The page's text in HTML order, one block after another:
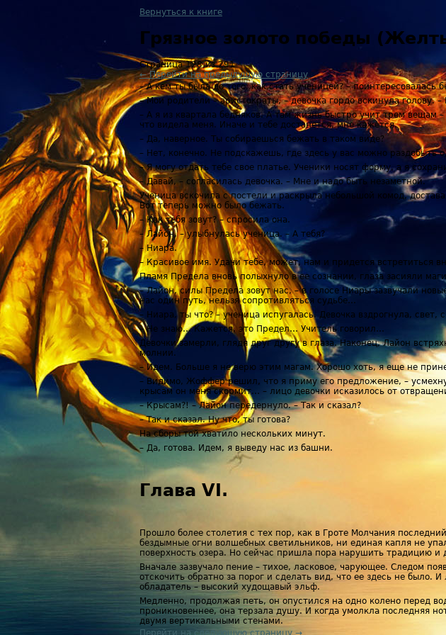
Вернуться к книге
Грязное золото победы
Страница 128 из 291
← Перейти на предыдущую страницу
– А кем ты была до того, как стать ученицей? – поинтересовалась
– Мои родители – аристократы, – девочка гордо вскинула
– А я из квартала бедняков. А там жизнь быстро учит трем вещам
что видела меня. Иначе и тебе достанется, мне кажется.
– Да, наверное. Ты собираешься бежать в таком виде?
– Нет, конечно. Не подскажешь, где здесь у вас можно раздобыть
– Я могу отдать тебе свое платье. Ученики носят форму, а я
– Давай, – согласилась девочка. – Мне и надо быть незаметной.
Ученица вскочила с постели и раскрыла небольшой комод,
Вот теперь можно было бежать.
– Как тебя зовут? – спросила она.
– Лайон, – улыбнулась ученица. – А тебя?
– Ниара.
– Красивое имя. Удачи тебе, может, нам и придется встретиться
Пламя Предела вновь полыхнуло в ее сознании, глаза засияли
– Лайон, силы Предела зовут нас, – в голосе Ниары зазвучали
нас один путь, нельзя сопротивляться судьбе…
– Ниара, ты что? – ученица испугалась. Девочка вздрогнула, свет,
– Не знаю… Кажется, это Предел… Учитель говорил…
Девочки замерли, глядя друг другу в глаза. Наконец, Лайон
молнии.
– Идем. Больше я не верю этим магам. Хорошо хоть, я еще не
– Видимо, Жоффер решил, что я приму его предложение, –
крысам он меня скормит… – лицо девочки исказилось от
– Крысам?! – Лайон передернуло. – Так и сказал?
– Так и сказал. Ну что, ты готова?
На сборы той хватило нескольких минут.
– Да, готова. Идем, я выведу нас из башни.
Глава VI.
Прошло более столетия с тех пор, как в Гроте Молчания
бездымные огни волшебных светильников, ни единая капля не
поверхность озера. Но сейчас пришла пора нарушить традицию и
Вначале зазвучало пение – тихое, ласковое, чарующее. Следом
отскочить обратно за порог и сделать вид, что ее здесь не
обладатель – высокий худощавый эльф.
Медленно, продолжая петь, он опустился на одно колено перед
проникновеннее, она терзала душу. И когда умолкла последняя
двумя вертикальными стенами.